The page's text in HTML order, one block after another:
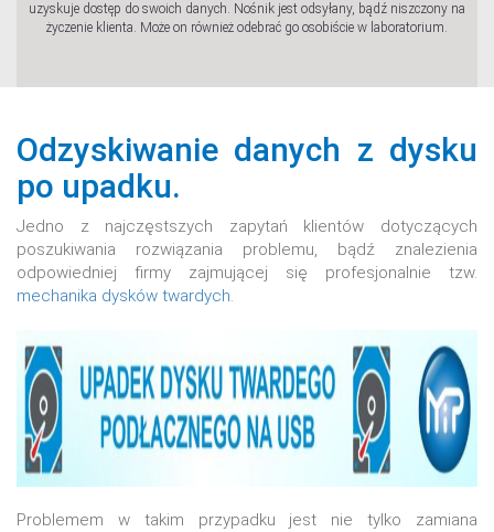
uzyskuje dostęp do swoich danych. Nośnik jest odsyłany, bądź niszczony na
życzenie klienta. Może on również odebrać go osobiście w laboratorium.
Odzyskiwanie danych z dysku
po upadku.
Jedno z najczęstszych zapytań klientów dotyczących
poszukiwania rozwiązania problemu, bądź znalezienia
odpowiedniej firmy zajmującej się profesjonalnie tzw.
mechanika dysków twardych.
Problemem w takim przypadku jest nie tylko zamiana